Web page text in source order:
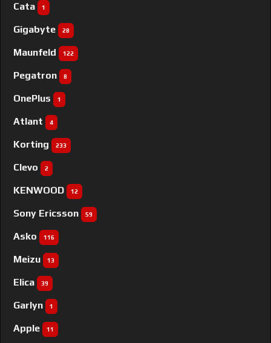
Cata 1
Gigabyte 28
Maunfeld 122
Pegatron 8
OnePlus 1
Atlant 4
Korting 233
Clevo 2
KENWOOD 12
Sony Ericsson 59
Asko 116
Meizu 13
Elica 39
Garlyn 1
Apple 11